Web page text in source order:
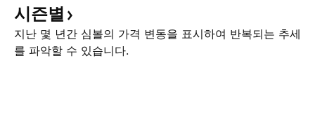
시즌별
지난 몇 년간 심볼의 가격 변동을 표시하여 반복되는 추세
를 파악할 수 있습니다.